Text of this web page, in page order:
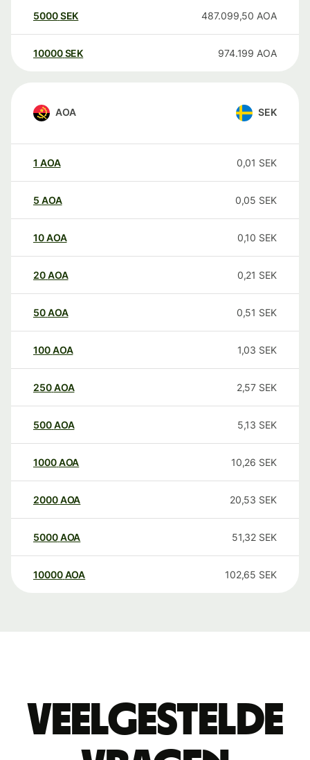
5000SEK 487.099,50 AOA
10000 SEK 974.199 AOA
AOA SEK
1 AOA 0,01 SEK
5 AOA 0,05 SEK
10AOA 0,10 SEK
20AOA 0,21 SEK
50AOA 0,51 SEK
100AOA 1,03 SEK
250AOA 2,57 SEK
500AOA 5,13 SEK
1000AOA 10,26 SEK
2000AOA 20,53 SEK
5000AOA 51,32 SEK
10000 AOA 102,65 SEK
Veelgestelde